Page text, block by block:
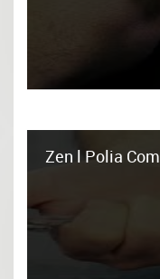
Zen l Polia